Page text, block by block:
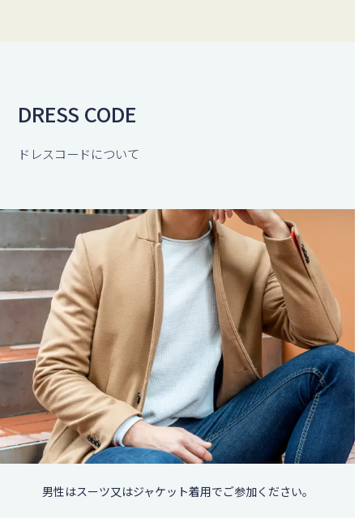
DRESS CODE
ドレスコードについて
男性はスーツ又はジャケット着用でご参加ください。